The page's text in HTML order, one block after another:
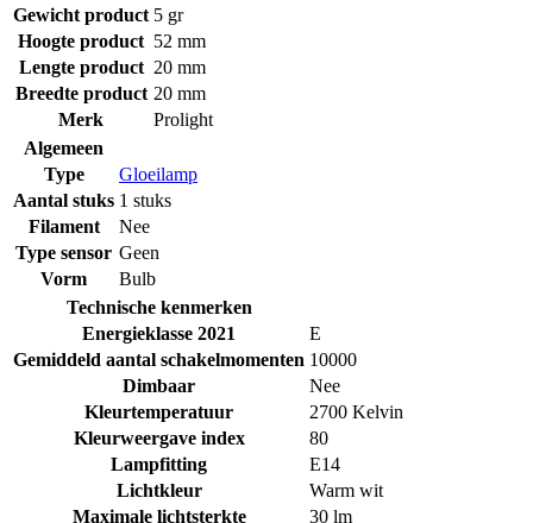
Gewicht product 5 gr
Hoogte product 52 mm
Lengte product 20 mm
Breedte product 20 mm
Merk
Prolight
Algemeen
Type
Gloeilamp
Aantal stuks 1 stuks
Filament
Nee
Type sensor Geen
Vorm
Bulb
Technische kenmerken
Energieklasse 2021
E
Gemiddeld aantal schakelmomenten 10000
Dimbaar
Nee
Kleurtemperatuur
2700 Kelvin
Kleurweergave index
80
Lampfitting
E14
Lichtkleur
Warm wit
Maximale lichtsterkte
30 lm